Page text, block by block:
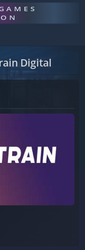
Digital